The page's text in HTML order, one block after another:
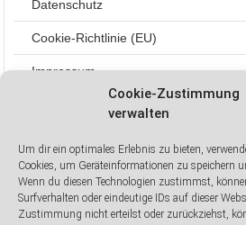
Cookie-Zustimmung
verwalten
Um dir ein optimales Erlebnis zu bieten,
Cookies, um Geräteinformationen zu speichern
Wenn du diesen Technologien zustimmst,
Surfverhalten oder eindeutige IDs auf dieser
Zustimmung nicht erteilst oder zurückziehst,
Datenschutz
Cookie-Richtlinie (EU)
Impressum
Kontaktbüro
Der Vorstand hat ein Kontaktbüro
E-Mailadressesekretariat@ag-cpc.de
Dieses erleichtert die Aktualisierung der